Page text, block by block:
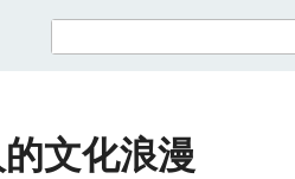
文化浪漫